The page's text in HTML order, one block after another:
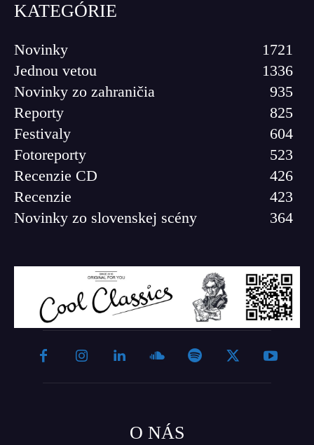
KATEGÓRIE
Novinky
1721
Jednou vetou
1336
Novinky zo zahraničia
935
Reporty
825
Festivaly
604
Fotoreporty
523
Recenzie CD
426
Recenzie
423
Novinky zo slovenskej scény
364
O NÁS